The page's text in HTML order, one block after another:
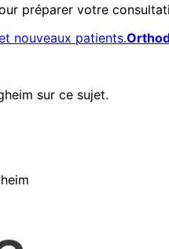
préparer votre
nouveaux patients.
sur ce sujet.